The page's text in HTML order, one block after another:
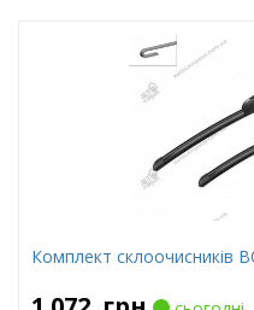
Комплект склоочисників